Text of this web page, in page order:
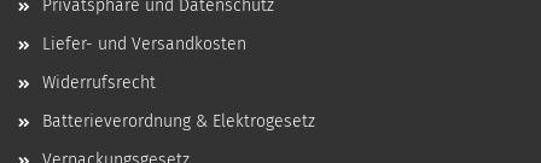
Privatsphäre und Datenschutz
Liefer- und Versandkosten
Widerrufsrecht
Batterieverordnung & Elektrogesetz